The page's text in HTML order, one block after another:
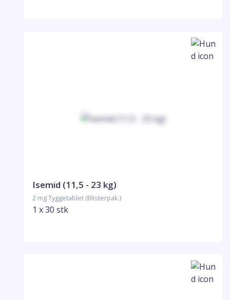
Isemid (11,5 - 23 kg)
2 mg Tyggetablet (Blisterpak.)
1 x 30 stk